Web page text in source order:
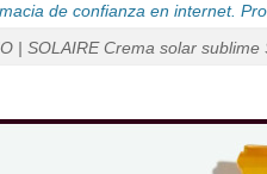
de confianza en internet.
| SOLAIRE Crema solar